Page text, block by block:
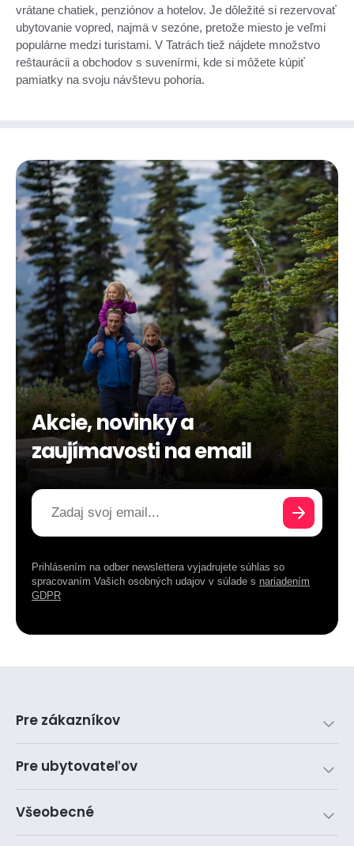
vrátane chatiek, penziónov a hotelov. Je dôležité si rezervovať
ubytovanie vopred, najmä v sezóne, pretože miesto je veľmi
populárne medzi turistami. V Tatrách tiež nájdete množstvo
reštaurácii a obchodov s suvenírmi, kde si môžete kúpiť
pamiatky na svoju návštevu pohoria.
Akcie, novinky a
zaujímavosti na email
Prihlásením na odber newslettera vyjadrujete súhlas so
spracovaním Vašich osobných udajov v súlade s nariadením
GDPR
Pre zákazníkov
Pre ubytovateľov
Všeobecné